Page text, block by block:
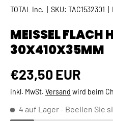
TOTAL Inc. SKU: TAC1532301
MEISSEL FLACH
0X410X35MM
Normaler Preis
€23,50 EUR
inkl. MwSt. Versand wird beim
4 auf Lager- Beeilen Sie